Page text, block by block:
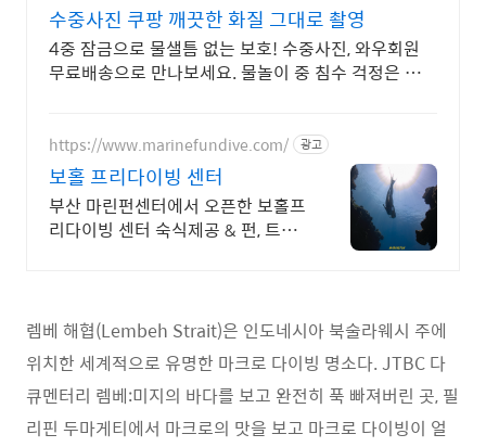
수중사진 쿠팡 깨끗한 화질 그대로 촬영
4중 잠금으로 물샐틈 없는 보호! 수중사진, 와우회원
무료배송으로 만나보세요. 물놀이 중 침수 걱정은 이제
https://www.marinefundive.com/ 광고
보홀 프리다이빙 센터
부산 마린펀센터에서 오픈한 보홀프
리다이빙 센터 숙식제공 & 펀, 트레
렘베 해협(Lembeh Strait)은 인도네시아 북술라웨시 주에
위치한 세계적으로 유명한 마크로 다이빙 명소다. JTBC 다
큐멘터리 렘베:미지의 바다를 보고 완전히 푹 빠져버린 곳, 필
리핀 두마게티에서 마크로의 맛을 보고 마크로 다이빙이 얼